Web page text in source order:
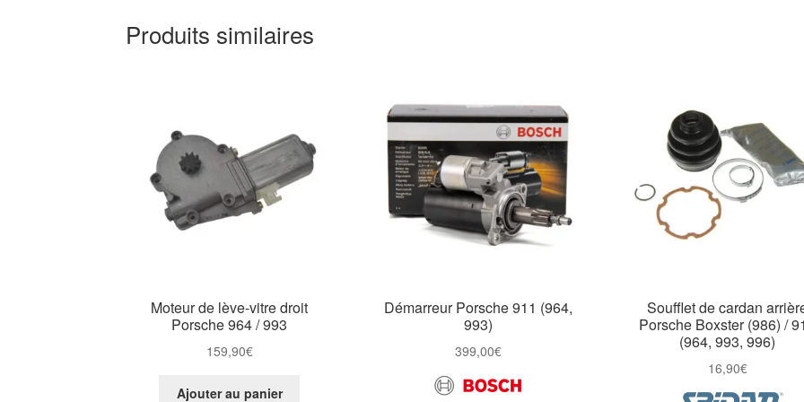
Produits similaires
Moteur de lève-vitre droit
Porsche 964 / 993
159,90€
Ajouter au panier
Démarreur Porsche 911 (964,
993)
399,00€
Soufflet de cardan
Porsche Boxster (986) /
(964, 993, 996)
16,90€